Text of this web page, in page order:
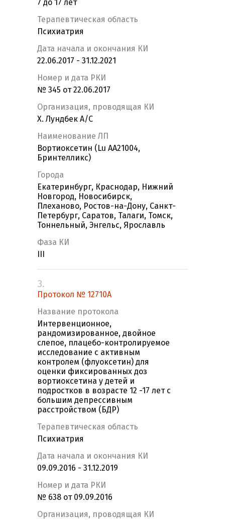
7 до 17 лет
Терапевтическая область
Психиатрия
Дата начала и окончания КИ
22.06.2017 - 31.12.2021
Номер и дата РКИ
№ 345 от 22.06.2017
Организация, проводящая КИ
Х. Лундбек А/С
Наименование ЛП
Вортиоксетин (Lu AA21004,
Бринтелликс)
Города
Екатеринбург, Краснодар, Нижний
Новгород, Новосибирск,
Плеханово, Ростов-на-Дону, Санкт-
Петербург, Саратов, Талаги, Томск,
Тоннельный, Энгельс, Ярославль
Фаза КИ
3.
Протокол № 12710А
Название протокола
Интервенционное,
рандомизированное, двойное
слепое, плацебо-контролируемое
исследование с активным
контролем (флуоксетин) для
оценки фиксированных доз
вортиоксетина у детей и
подростков в возрасте 12 -17 лет c
большим депрессивным
расстройством (БДР)
Терапевтическая область
Психиатрия
Дата начала и окончания КИ
09.09.2016 - 31.12.2019
Номер и дата РКИ
№ 638 от 09.09.2016
Организация, проводящая КИ